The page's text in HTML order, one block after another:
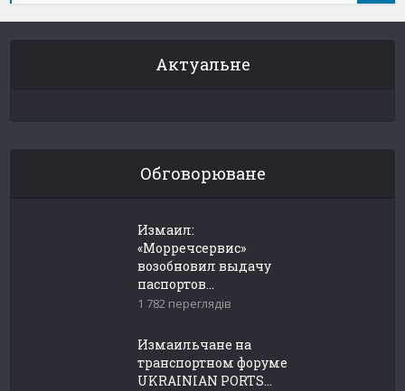
Актуальне
Обговорюване
Измаил:
«Морречсервис»
возобновил выдачу
паспортов...
1 782 переглядів
Измаильчане на
транспортном форуме
UKRAINIAN PORTS...